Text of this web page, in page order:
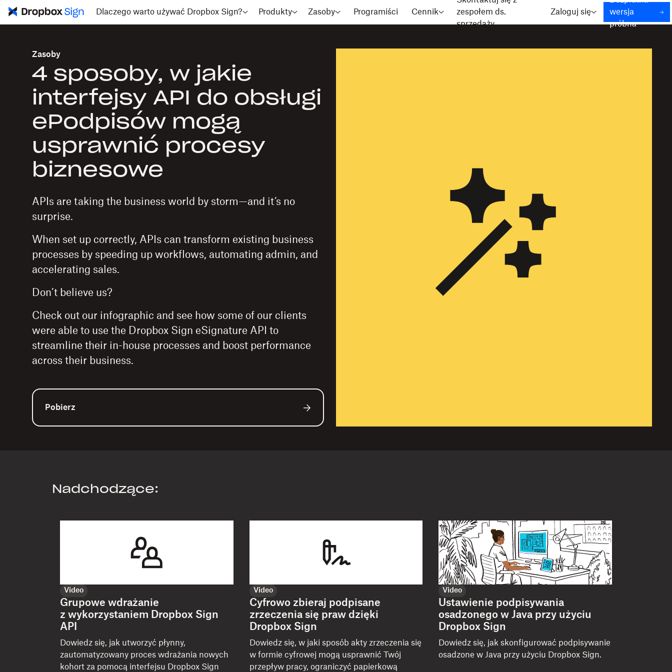
Dlaczego warto używać Dropbox Sign? Produkty Zasoby Programiści Cennik
zespołem ds.
sprzedaży
Zaloguj się
wersja
próbna
Zasoby
4 sposoby, w jakie
interfejsy API do obsługi
ePodpisów mogą
usprawnić procesy
biznesowe
APIs are taking the business world by storm—and it’s no
surprise.
When set up correctly, APIs can transform existing business
processes by speeding up workflows, automating admin, and
accelerating sales.
Don’t believe us?
Check out our infographic and see how some of our clients
were able to use the Dropbox Sign eSignature API to
streamline their in-house processes and boost performance
across their business.
Pobierz
Nadchodzące:
Video
Grupowe wdrażanie
z wykorzystaniem Dropbox Sign
API
Dowiedz się, jak utworzyć płynny,
zautomatyzowany proces wdrażania nowych
kohort za pomocą interfejsu Dropbox Sign
Video
Cyfrowo zbieraj podpisane
zrzeczenia się praw dzięki
Dropbox Sign
Dowiedz się, w jaki sposób akty zrzeczenia się
w formie cyfrowej mogą usprawnić Twój
przepływ pracy, ograniczyć papierkową
Video
Ustawienie podpisywania
osadzonego w Java przy użyciu
Dropbox Sign
Dowiedz się, jak skonfigurować podpisywanie
osadzone w Java przy użyciu Dropbox Sign.